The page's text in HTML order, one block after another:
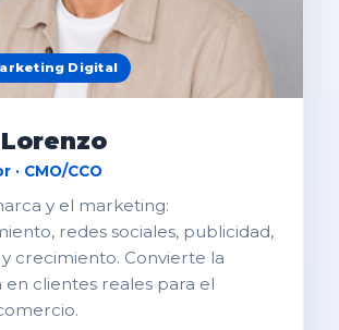
Digital
· CMO/CCO
y el marketing:
redes sociales, publicidad,
crecimiento. Convierte la
clientes reales para el